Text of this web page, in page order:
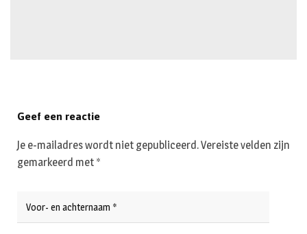
Geef een reactie
Je e-mailadres wordt niet gepubliceerd.Vereiste velden zijn
gemarkeerd met *